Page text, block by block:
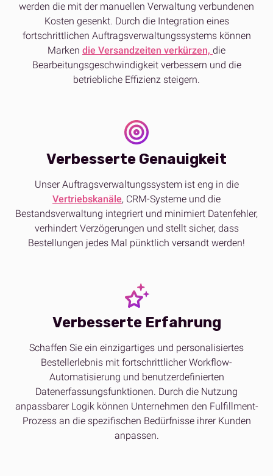
werden die mit der manuellen Verwaltung verbundenen
Kosten gesenkt. Durch die Integration eines
fortschrittlichen Auftragsverwaltungssystems können
Marken die Versandzeiten verkürzen, die
Bearbeitungsgeschwindigkeit verbessern und die
betriebliche Effizienz steigern.
Verbesserte Genauigkeit
Unser Auftragsverwaltungssystem ist eng in die
Vertriebskanäle, CRM-Systeme und die
Bestandsverwaltung integriert und minimiert Datenfehler,
verhindert Verzögerungen und stellt sicher, dass
Bestellungen jedes Mal pünktlich versandt werden!
Verbesserte Erfahrung
Schaffen Sie ein einzigartiges und personalisiertes
Bestellerlebnis mit fortschrittlicher Workflow-
Automatisierung und benutzerdefinierten
Datenerfassungsfunktionen. Durch die Nutzung
anpassbarer Logik können Unternehmen den Fulfillment-
Prozess an die spezifischen Bedürfnisse ihrer Kunden
anpassen.